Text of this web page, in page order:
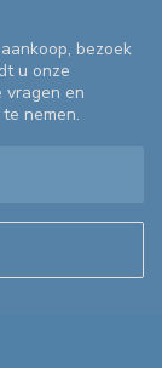
bezoek
u onze
vragen en
nemen.